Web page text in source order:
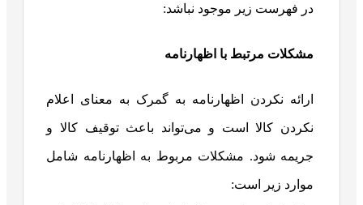
در فهرست زیر موجود نباشد:
مشکلات مرتبط با اظهارنامه
ارائه نکردن اظهارنامه به گمرک به معنای اعلام
نکردن کالا است و می‌تواند باعث توقیف کالا و
جریمه شود. مشکلات مربوط به اظهارنامه شامل
موارد زیر است: